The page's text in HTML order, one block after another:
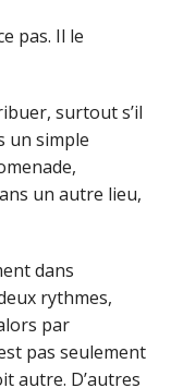
pas. Il le
surtout s’il
un simple
un autre lieu,
dans
rythmes,
par
pas seulement
autre. D’autres